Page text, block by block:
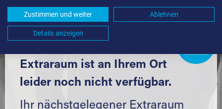
Komfortabel einlagern mit Extraraum
Extraraum ist an Ihrem Ort
leider noch nicht verfügbar.
Ihr nächstgelegener Extraraum
Zustimmen und weiter Ablehnen
Details anzeigen